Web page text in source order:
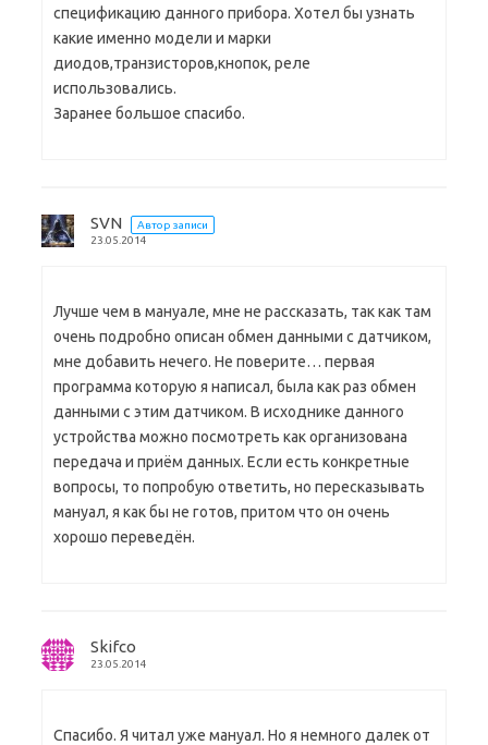
спецификацию данного прибора. Хотел бы узнать
какие именно модели и марки
диодов,транзисторов,кнопок, реле
использовались.
Заранее большое спасибо.
SVN
Автор записи
23.05.2014
Лучше чем в мануале, мне не рассказать, так как там
очень подробно описан обмен данными с датчиком,
мне добавить нечего. Не поверите… первая
программа которую я написал, была как раз обмен
данными с этим датчиком. В исходнике данного
устройства можно посмотреть как организована
передача и приём данных. Если есть конкретные
вопросы, то попробую ответить, но пересказывать
мануал, я как бы не готов, притом что он очень
хорошо переведён.
Skifco
23.05.2014
Спасибо. Я читал уже мануал. Но я немного далек от